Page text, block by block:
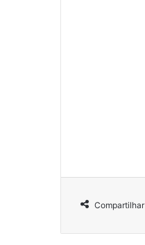
Compartilhar